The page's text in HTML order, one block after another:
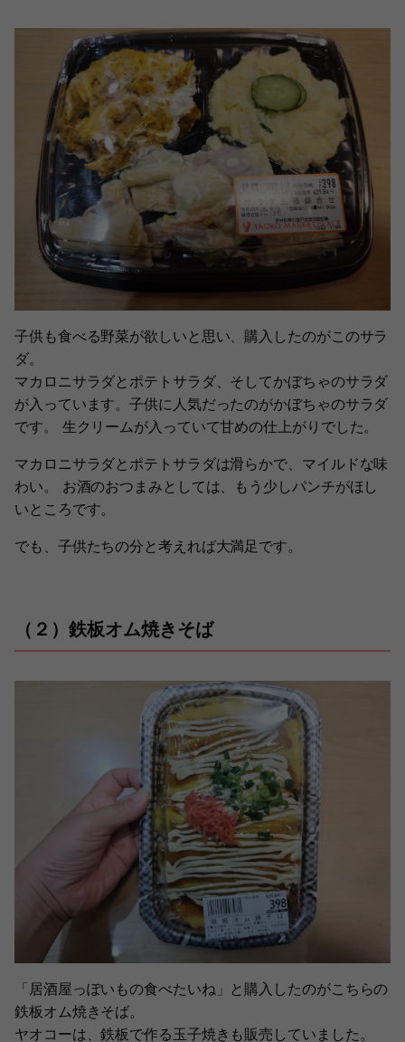
子供も食べる野菜が欲しいと思い、購入したのがこのサラ
ダ。
マカロニサラダとポテトサラダ、そしてかぼちゃのサラダ
が入っています。子供に人気だったのがかぼちゃのサラダ
です。 生クリームが入っていて甘めの仕上がりでした。
マカロニサラダとポテトサラダは滑らかで、マイルドな味
わい。 お酒のおつまみとしては、もう少しパンチがほし
いところです。
でも、子供たちの分と考えれば大満足です。
（２）鉄板オム焼きそば
「居酒屋っぽいもの食べたいね」と購入したのがこちらの
鉄板オム焼きそば。
ヤオコーは、鉄板で作る玉子焼きも販売していました。